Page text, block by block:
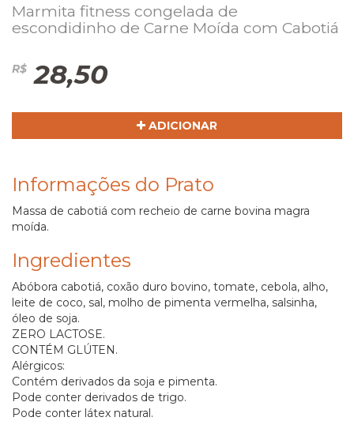
Marmita fitness congelada de
escondidinho de Carne Moída com Cabotiá
R$ 28,50
ADICIONAR
Informações do Prato
Massa de cabotiá com recheio de carne bovina magra
moída.
Ingredientes
Abóbora cabotiá, coxão duro bovino, tomate, cebola, alho,
leite de coco, sal, molho de pimenta vermelha, salsinha,
óleo de soja.
ZERO LACTOSE.
CONTÉM GLÚTEN.
Alérgicos:
Contém derivados da soja e pimenta.
Pode conter derivados de trigo.
Pode conter látex natural.